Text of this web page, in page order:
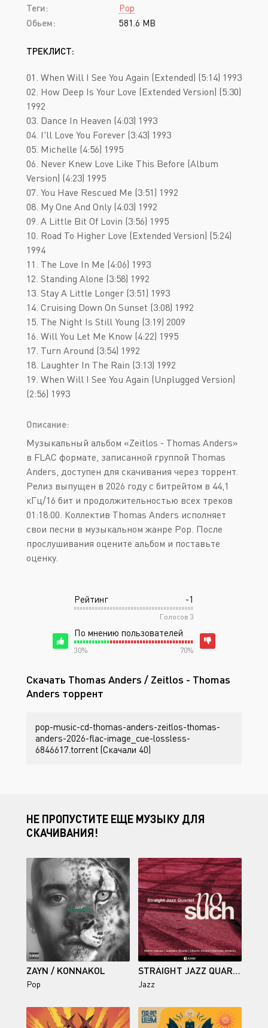
Теги:
Pop
Обьем:
581.6 MB
ТРЕКЛИСТ:
01. When Will I See You Again (Extended) (5:14) 1993
02. How Deep Is Your Love (Extended Version) (5:30)
1992
03. Dance In Heaven (4:03) 1993
04. I'll Love You Forever (3:43) 1993
05. Michelle (4:56) 1995
06. Never Knew Love Like This Before (Album
Version) (4:23) 1995
07. You Have Rescued Me (3:51) 1992
08. My One And Only (4:03) 1992
09. A Little Bit Of Lovin (3:56) 1995
10. Road To Higher Love (Extended Version) (5:24)
1994
11. The Love In Me (4:06) 1993
12. Standing Alone (3:58) 1992
13. Stay A Little Longer (3:51) 1993
14. Cruising Down On Sunset (3:08) 1992
15. The Night Is Still Young (3:19) 2009
16. Will You Let Me Know (4:22) 1995
17. Turn Around (3:54) 1992
18. Laughter In The Rain (3:13) 1992
19. When Will I See You Again (Unplugged Version)
(2:56) 1993
Описание:
Музыкальный альбом «Zeitlos - Thomas Anders»
в FLAC формате, записанной группой Thomas
Anders, доступен для скачивания через торрент.
Релиз выпущен в 2026 году с битрейтом в 44,1
кГц/16 бит и продолжительностью всех треков
01:18:00. Коллектив Thomas Anders исполняет
свои песни в музыкальном жанре Pop. После
прослушивания оцените альбом и поставьте
оценку.
Рейтинг -1
Голосов 3
По мнению пользователей
30% 70%
Скачать Thomas Anders / Zeitlos - Thomas
Anders торрент
pop-music-cd-thomas-anders-zeitlos-thomas-
anders-2026-flac-image_cue-lossless-
6846617.torrent (Скачали 40)
НЕ ПРОПУСТИТЕ ЕЩЕ МУЗЫКУ ДЛЯ
СКАЧИВАНИЯ!
ZAYN / KONNAKOL
Pop
STRAIGHT JAZZ QUARTET / NO SUCH
Jazz